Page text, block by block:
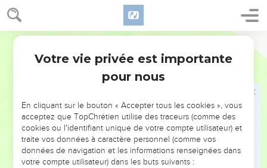
Hébreux 5
ayant été délivré de sa crainte,
8 Bien qu'étant Fils, a appris l'obéissance par les choses qu'il
Et ayant été rendu parfait, il est devenu l'auteur du salut
éternel pour tous ceux qui lui obéissent ;
de Melchisédec.
Mise en garde contre le danger
d'abandonner la foi
Votre vie privée est importante
pour nous
En cliquant sur le bouton « Accepter tous les cookies », vous
acceptez que TopChrétien utilise des traceurs (comme des
cookies ou l'identifiant unique de votre compte utilisateur) et
traite vos données à caractère personnel (comme vos
données de navigation et les informations renseignées dans
votre compte utilisateur) dans les buts suivants :